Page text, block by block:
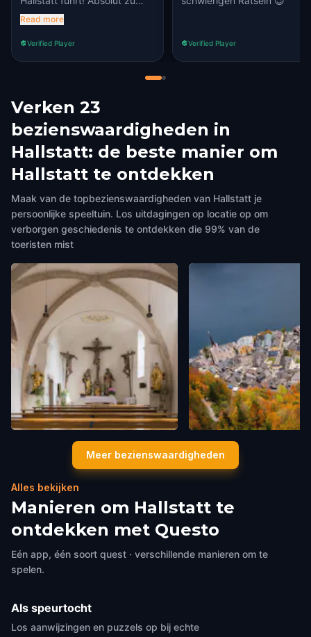
empfehlen, wenn man nicht
machen möchte, sondern
auch in eine mystische und
märchenhafte Geschichte mit
eintauchen möchte. Auch die
interessanten Fakten zu
Hallstatt sind interessant und
auf jeden Fall lesenswert!
Read more
Verified Player Verified Player
Verken 23
bezienswaardigheden in
Hallstatt: de beste manier om
Hallstatt te ontdekken
Maak van de topbezienswaardigheden van Hallstatt je
persoonlijke speeltuin. Los uitdagingen op locatie op om
verborgen geschiedenis te ontdekken die 99% van de
toeristen mist
Kalvarienbergkirche Skywalk
Hallstatt
Meer bezienswaardigheden
Alles bekijken
Manieren om Hallstatt te
ontdekken met Questo
Eén app, één soort quest · verschillende manieren om te
spelen.
Als speurtocht
Los aanwijzingen en puzzels op bij echte